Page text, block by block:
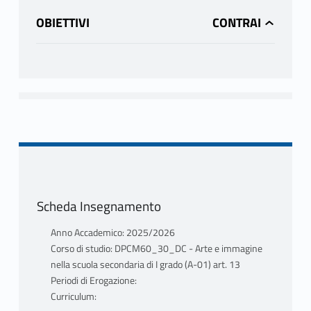
OBIETTIVI
Scheda Insegnamento
Anno Accademico: 2025/2026
Corso di studio: DPCM60_30_DC - Arte e immagine
nella scuola secondaria di I grado (A-01) art. 13
Periodi di Erogazione:
Curriculum: